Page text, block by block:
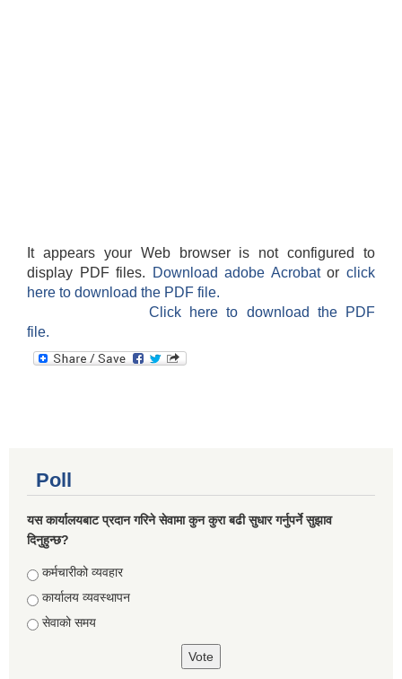
It appears your Web browser is not configured to
display PDF files.
Download adobe Acrobatorclick
here to download the PDF file.
Click here to download the PDF
file.
Poll
यस कार्यालयबाट प्रदान गरिने सेवामा कुन कुरा बढी सुधार गर्नुपर्ने सुझाव
दिनुहुन्छ?
Choices
कर्मचारीको व्यवहार
कार्यालय व्यवस्थापन
सेवाको समय